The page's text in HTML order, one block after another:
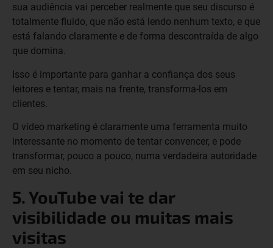
sua audiência vai perceber realmente que seu discurso é
totalmente fluido, que não está lendo nenhum texto, e que
está falando claramente e de forma descontraída de algo
que domina.
Isso é importante para ganhar a confiança dos seus
leitores e tentar, mais na frente, transforma-los em
clientes.
O vídeo marketing é claramente uma ferramenta muito
interessante no momento de tentar convencer, e pode
transformar, pouco a pouco, numa verdadeira autoridade
em seu nicho.
5. YouTube vai te dar
visibilidade ou muitas mais
visitas